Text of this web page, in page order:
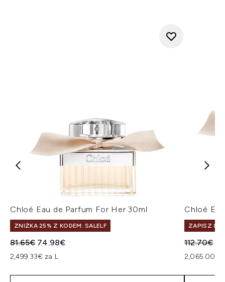
Chloé Eau de Parfum For Her 30ml
ZNIŻKA 25% Z KODEM: SALELF
Sugerowana cena detaliczna:
81.65€ Aktualna cena:
74.98€
2,499.33€ za L
Chloé
ZAPISZ 8%
112.70€
2,065.00€